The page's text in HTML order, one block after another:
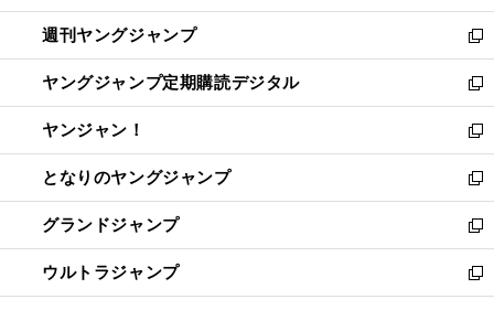
開
く
ウ
で
開
く
ン
ド
ウ
で
開
く
ウ
ィ
ン
ド
ウ
で
開
く
週刊ヤングジャンプ
新
し
い
ウ
ィ
ン
ド
ウ
で
開
く
ヤングジャンプ定期購読デジタル
新
し
い
ウ
ィ
ン
ド
ウ
で
開
ヤンジャン！
新
し
い
ウ
ィ
ン
ド
ウ
となりのヤングジャンプ
新
し
い
ウ
ィ
ン
グランドジャンプ
新
し
い
ウ
ウルトラジャンプ
新
し